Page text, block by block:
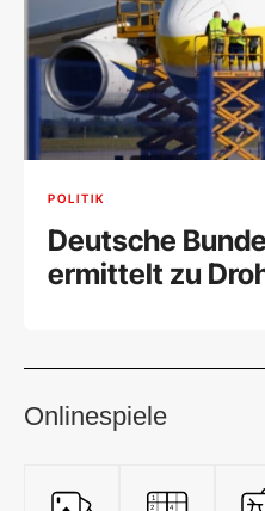
POLITIK
Deutsche
ermittelt zu
Onlinespiele